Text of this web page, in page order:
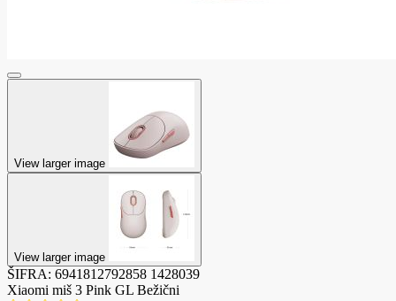
View larger image
View larger image
ŠIFRA: 6941812792858 1428039
Xiaomi miš 3 Pink GL Bežični